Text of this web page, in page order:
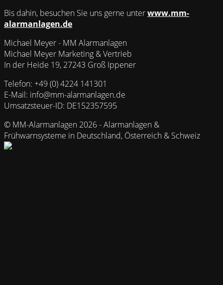
Bis dahin, besuchen Sie uns gerne unterwww.mm-
alarmanlagen.de
Michael Meyer - MM Alarmanlagen
Michael Meyer Marketing & Vertrieb
In der Heide 19, 27243 Groß Ippener
Telefon: +49 (0) 4224 141301
E-Mail: info@mm-alarmanlagen.de
Umsatzsteuer-ID: DE152357595
© MM-Alarmanlagen 2026 - Alarmanlagen &
Frühwarnsysteme in Deutschland, Österreich & Schweiz